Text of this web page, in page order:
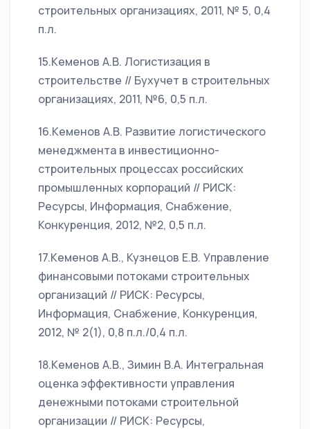
строительных организациях, 2011, № 5, 0,4
п.л.
15.Кеменов А.В. Логистизация в
строительстве // Бухучет в строительных
организациях, 2011, №6, 0,5 п.л.
16.Кеменов А.В. Развитие логистического
менеджмента в инвестиционно-
строительных процессах российских
промышленных корпораций // РИСК:
Ресурсы, Информация, Снабжение,
Конкуренция, 2012, №2, 0,5 п.л.
17.Кеменов А.В., Кузнецов Е.В. Управление
финансовыми потоками строительных
организаций // РИСК: Ресурсы,
Информация, Снабжение, Конкуренция,
2012, № 2(1), 0,8 п.л./0,4 п.л.
18.Кеменов А.В., Зимин В.А. Интегральная
оценка эффективности управления
денежными потоками строительной
организации // РИСК: Ресурсы,